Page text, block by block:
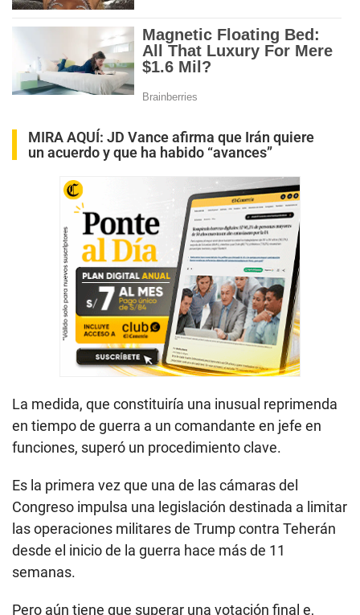
MIRA AQUÍ: JD Vance afirma que Irán quiere
un acuerdo y que ha habido “avances”
La medida, que constituiría una inusual reprimenda
en tiempo de guerra a un comandante en jefe en
funciones, superó un procedimiento clave.
Es la primera vez que una de las cámaras del
Congreso impulsa una legislación destinada a limitar
las operaciones militares de Trump contra Teherán
desde el inicio de la guerra hace más de 11
semanas.
Pero aún tiene que superar una votación final e,